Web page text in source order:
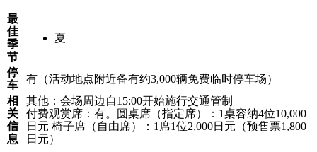
最
佳
季
节
夏
停
车
有（活动地点附近备有约3,000辆免费临时停车场）
相
关
信
息
其他：会场周边自15:00开始施行交通管制
付费观赏席：有。圆桌席（指定席）：1桌容纳4位10,000
日元 椅子席（自由席）：1席1位2,000日元（预售票1,800
日元）